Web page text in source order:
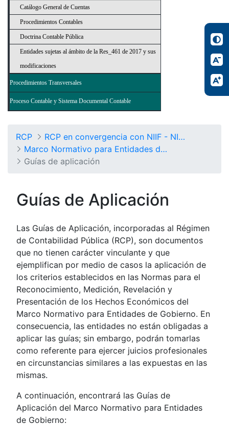
Catálogo General de Cuentas
Procedimientos Contables
Doctrina Contable Pública
Entidades sujetas al ámbito de la Res_461 de 2017 y sus
modificaciones
Procedimientos Transversales
Proceso Contable y Sistema Documental Contable
RCP
RCP en convergencia con NIIF - NICSP
Marco Normativo para Entidades de Gobierno
Guías de aplicación
Guías de Aplicación
Las Guías de Aplicación, incorporadas al Régimen
de Contabilidad Pública (RCP), son documentos
que no tienen carácter vinculante y que
ejemplifican por medio de casos la aplicación de
los criterios establecidos en las Normas para el
Reconocimiento, Medición, Revelación y
Presentación de los Hechos Económicos del
Marco Normativo para Entidades de Gobierno. En
consecuencia, las entidades no están obligadas a
aplicar las guías; sin embargo, podrán tomarlas
como referente para ejercer juicios profesionales
en circunstancias similares a las expuestas en las
mismas.
A continuación, encontrará las Guías de
Aplicación del Marco Normativo para Entidades
de Gobierno: